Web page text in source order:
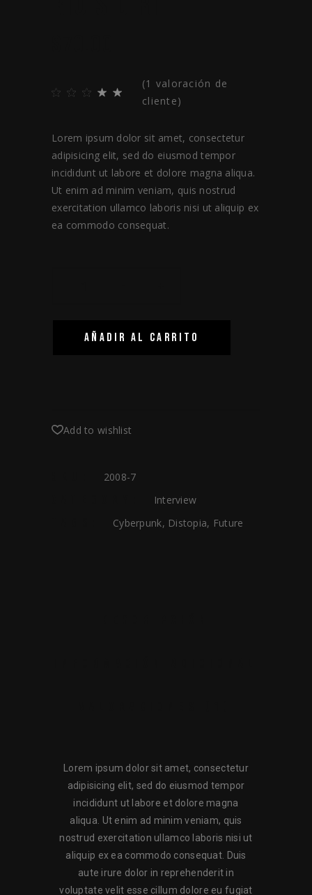
(1 valoración de
cliente)
Lorem ipsum dolor sit amet, consectetur
adipisicing elit, sed do eiusmod tempor
incididunt ut labore et dolore magna aliqua.
Ut enim ad minim veniam, quis nostrud
exercitation ullamco laboris nisi ut aliquip ex
ea commodo consequat.
AÑADIR AL CARRITO
Add to wishlist
2008-7
Interview
Cyberpunk, Distopia, Future
Lorem ipsum dolor sit amet, consectetur
adipisicing elit, sed do eiusmod tempor
incididunt ut labore et dolore magna
aliqua. Ut enim ad minim veniam, quis
nostrud exercitation ullamco laboris nisi ut
aliquip ex ea commodo consequat. Duis
aute irure dolor in reprehenderit in
voluptate velit esse cillum dolore eu fugiat